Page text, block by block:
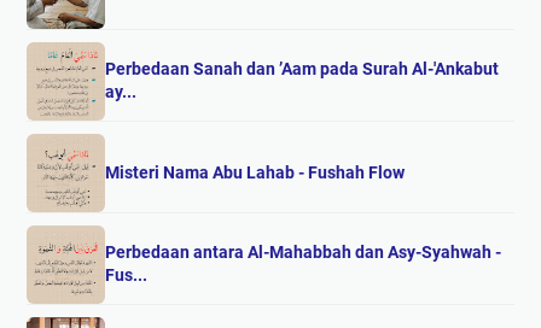
Perbedaan Sanah dan ’Aam pada Surah Al-'Ankabut
ay...
Misteri Nama Abu Lahab - Fushah Flow
Perbedaan antara Al-Mahabbah dan Asy-Syahwah -
Fus...